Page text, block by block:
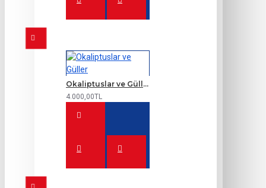
Okaliptuslar ve Güller
4.000,00TL